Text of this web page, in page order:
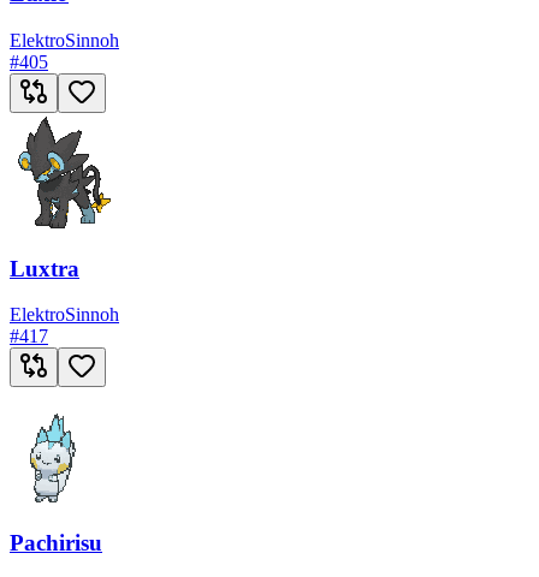
ElektroSinnoh
#405
Luxtra
ElektroSinnoh
#417
Pachirisu